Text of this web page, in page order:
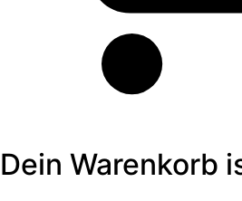
Dein Warenkorb